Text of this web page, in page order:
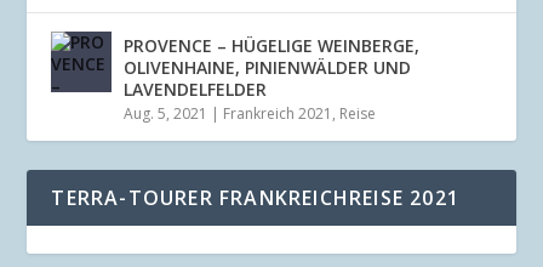
PROVENCE – HÜGELIGE WEINBERGE,
OLIVENHAINE, PINIENWÄLDER UND
LAVENDELFELDER
Aug. 5, 2021 | Frankreich 2021 , Reise
TERRA-TOURER FRANKREICHREISE 2021